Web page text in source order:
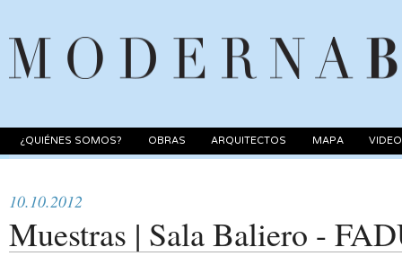
¿QUIÉNES SOMOS? OBRAS ARQUITECTOS MAPA
10.10.2012
Muestras | Sala Baliero -